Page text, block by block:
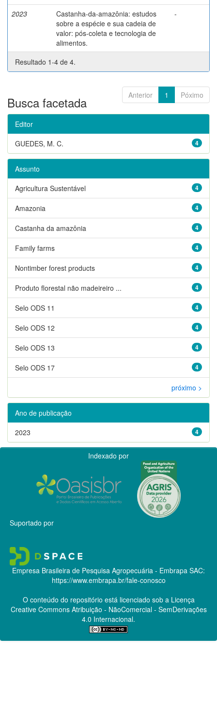
2023
Castanha-da-amazônia: estudos
sobre a espécie e sua cadeia de
valor: pós-coleta e tecnologia de
alimentos.
-
Resultado 1-4 de 4.
Anterior 1 Póximo
Busca facetada
Editor
4
GUEDES, M. C.
Assunto
4
Agricultura Sustentável
4
Amazonia
4
Castanha da amazônia
4
Family farms
4
Nontimber forest products
4
Produto florestal não madeireiro ...
4
Selo ODS 11
4
Selo ODS 12
4
Selo ODS 13
4
Selo ODS 17
próximo >
Ano de publicação
4
2023
Indexado por
Suportado por
Empresa Brasileira de Pesquisa Agropecuária - Embrapa SAC:
https://www.embrapa.br/fale-conosco
O conteúdo do repositório está licenciado sob a Licença
Creative CommonsAtribuição - NãoComercial - SemDerivações
4.0 Internacional.